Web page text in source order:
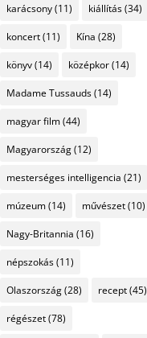
karácsony(11) kiállítás(34)
koncert(11) Kína (28)
könyv(14) középkor(14)
Madame Tussauds(14)
magyar film(44)
Magyarország(12)
mesterséges intelligencia (21)
múzeum(14) művészet(10)
Nagy-Britannia (16)
népszokás(11)
Olaszország(28) recept(45)
régészet(78)